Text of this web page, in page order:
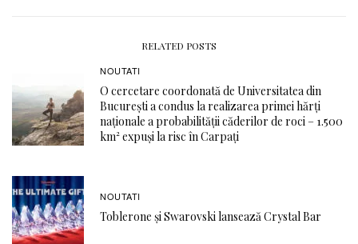
RELATED POSTS
NOUTATI
O cercetare coordonată de Universitatea din
București a condus la realizarea primei hărți
naționale a probabilității căderilor de roci – 1.500
km² expuși la risc în Carpați
NOUTATI
Toblerone și Swarovski lansează Crystal Bar